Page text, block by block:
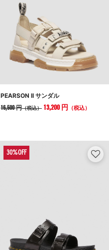
PEARSON II サンダル
16,500 円（税込） 13,200 円 （税込）